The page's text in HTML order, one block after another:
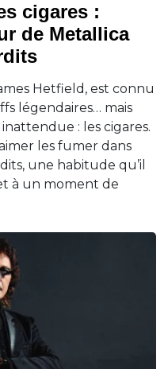
cigares :
de Metallica
Hetfield, est connu
légendaires… mais
: les cigares.
les fumer dans
une habitude qu’il
à un moment de